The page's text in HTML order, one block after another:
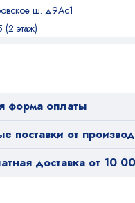
ш. д9Ас1
(2 этаж)
форма оплаты
поставки от
доставка от 10